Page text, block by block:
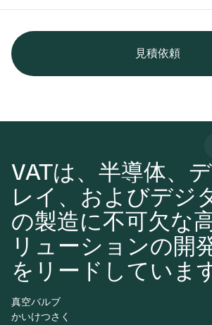
見積依頼
VATは、半導体、
レイ、およびデジ
の製造に不可欠な
リューションの開
をリードしていま
真空バルブ
かいけつさく